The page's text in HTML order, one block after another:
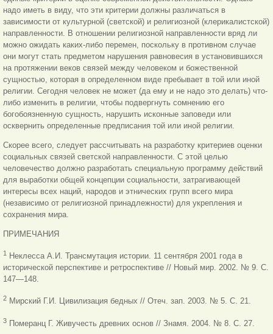
надо иметь в виду, что эти критерии должны различаться в
зависимости от культурной (светской) и религиозной (клерикалистской)
направленности. В отношении религиозной направленности вряд ли
можно ожидать каких-либо перемен, поскольку в противном случае
они могут стать предметом нарушения равновесия в установившихся
на протяжении веков связей между человеком и божественной
сущностью, которая в определенном виде пребывает в той или иной
религии. Сегодня человек не может (да ему и не надо это делать) что-
либо изменить в религии, чтобы подвергнуть сомнению его
богобоязненную сущность, нарушить исконные заповеди или
осквернить определенные предписания той или иной религии.
Скорее всего, следует рассчитывать на разработку критериев оценки
социальных связей светской направленности. С этой целью
человечество должно разработать специальную программу действий
для выработки общей концепции социальности, затрагивающей
интересы всех наций, народов и этнических групп всего мира
(независимо от религиозной принадлежности) для укрепления и
сохранения мира.
ПРИМЕЧАНИЯ
1
Неклесса А.И. Трансмутация истории. 11 сентября 2001 года в
исторической перспективе и ретроспективе // Новый мир. 2002. № 9. С.
147—148.
2 Мирский Г.И. Цивилизация бедных // Отеч. зап. 2003. № 5. С. 21.
3 Померанц Г. Живучесть древних основ // Знамя. 2004. № 8. С. 27.